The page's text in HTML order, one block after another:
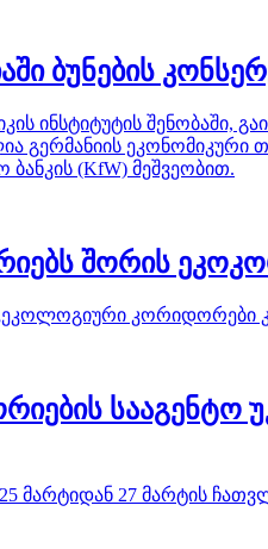
ბუნების
ინსტიტუტის შენობაში,
გერმანიის ეკონომიკური
(KfW) მეშვეობით.
შორის
კორიდორები
სააგენტო
25 მარტიდან 27 მარტის